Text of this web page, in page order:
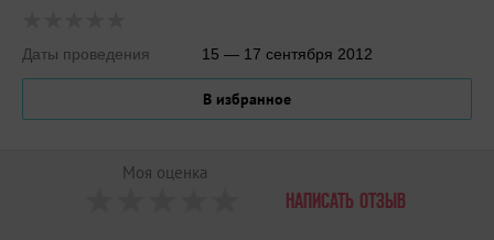
Даты проведения 15 — 17 сентября 2012
В избранное
Моя оценка
НАПИСАТЬ ОТЗЫВ